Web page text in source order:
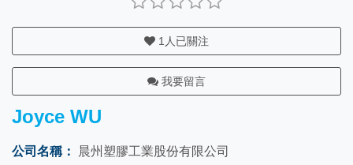
1 人已關注
我要留言
Joyce WU
公司名稱：
晨州塑膠工業股份有限公司